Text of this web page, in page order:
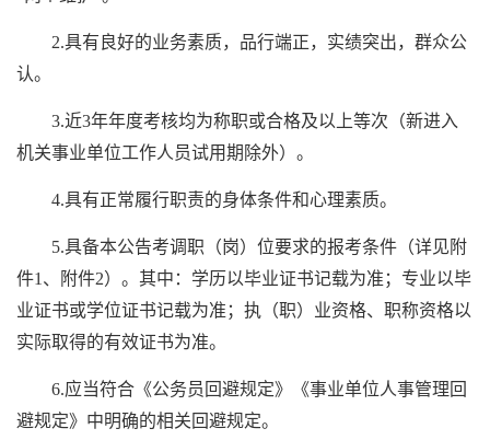
2.具有良好的业务素质，品行端正，实绩突出，群众公
认。
3.近3年年度考核均为称职或合格及以上等次（新进入
机关事业单位工作人员试用期除外）。
4.具有正常履行职责的身体条件和心理素质。
5.具备本公告考调职（岗）位要求的报考条件（详见附
件1、附件2）。其中：学历以毕业证书记载为准；专业以毕
业证书或学位证书记载为准；执（职）业资格、职称资格以
实际取得的有效证书为准。
6.应当符合《公务员回避规定》《事业单位人事管理回
避规定》中明确的相关回避规定。